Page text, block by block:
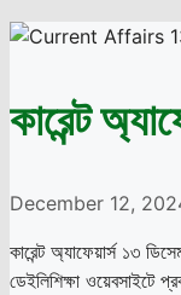
কারেন্ট
December 12,
কারেন্ট অ্যাফেয়ার্স ১৩
ডেইলিশিক্ষা ওয়েবসাইটে